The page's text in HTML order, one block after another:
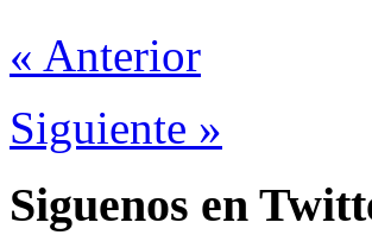
« Anterior
Siguiente »
Siguenos en